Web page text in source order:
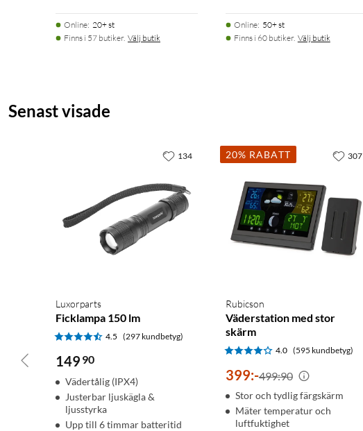
Online: 20+ st
Finns i 57 butiker. Välj butik
Online: 50+ st
Finns i 60 butiker. Välj butik
Senast visade
Luxorparts
Ficklampa 150 lm
4.5 (297 kundbetyg)
149 90
Vädertålig (IPX4)
Justerbar ljuskägla &
ljusstyrka
Upp till 6 timmar batteritid
134 20% RABATT
Rubicson
Väderstation med stor
skärm
4.0 (595 kundbetyg)
399:-499:90
Stor och tydlig färgskärm
Mäter temperatur och
luftfuktighet
307